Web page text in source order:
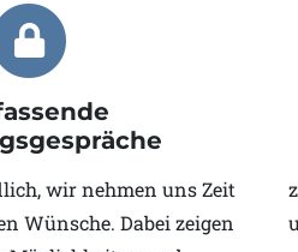
wir nehmen uns Zeit
Wünsche. Dabei zeigen